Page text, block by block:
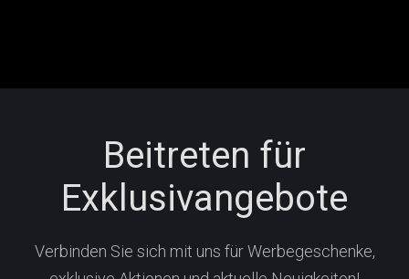
Beitreten für
Exklusivangebote
Verbinden Sie sich mit uns für Werbegeschenke,